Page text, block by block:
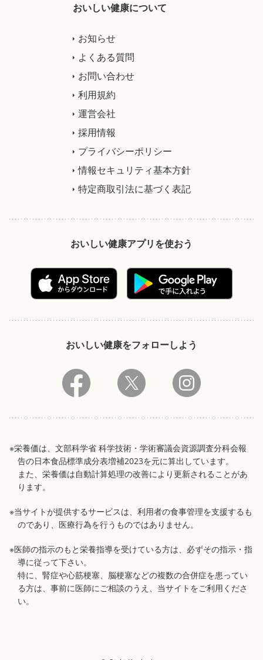
おいしい健康について
お知らせ
よくある質問
お問い合わせ
利用規約
運営会社
採用情報
プライバシーポリシー
情報セキュリティ基本方針
特定商取引法に基づく表記
おいしい健康アプリを使おう
おいしい健康をフォローしよう
※栄養価は、文部科学省 科学技術・学術審議会資源調査分科会報
告の日本食品標準成分表増補2023を元に算出しています。
また、栄養価は自動計算処理の改善により更新されることがあ
ります。
※当サイトが提供するサービスは、利用者の食事管理を支援するも
のであり、医療行為を行うものではありません。
※医師の指示のもと栄養指導を受けている方は、必ずその指示・指
導に従って下さい。
特に、腎症や心筋梗塞、脳梗塞などの複数の合併症を患ってい
る方は、事前に医師にご相談のうえ、当サイトをご利用くださ
い。